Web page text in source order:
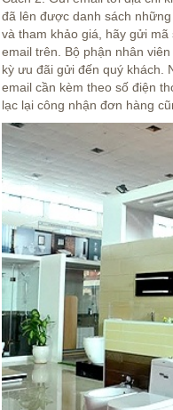
đã lên được danh sách
và tham khảo giá, hãy gửi
email trên. Bộ phận nhân
kỳ ưu đãi gửi đến quý khách.
email cần kèm theo số điện
lạc lại công nhận đơn hàng